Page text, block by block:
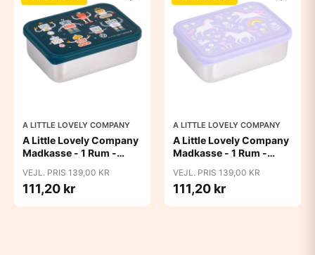
A LITTLE LOVELY COMPANY
A Little Lovely Company
Madkasse - 1 Rum -
Robots
VEJL. PRIS 139,00 KR
111,20 kr
A LITTLE LOVELY COMPANY
A Little Lovely Company
Madkasse - 1 Rum -
Unicorn Dreams
VEJL. PRIS 139,00 KR
111,20 kr